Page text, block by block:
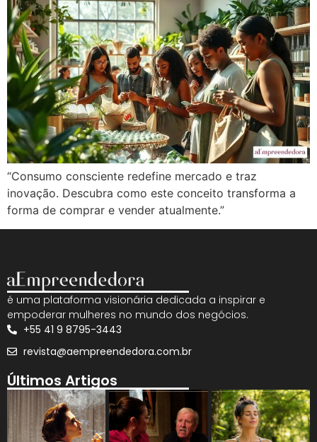
“Consumo consciente redefine mercado e traz
inovação. Descubra como este conceito transforma a
forma de comprar e vender atualmente.”
é uma plataforma visionária dedicada a inspirar e
empoderar mulheres no mundo dos negócios.
+55 41 9 8795-3443
revista@aempreendedora.com.br
Últimos Artigos